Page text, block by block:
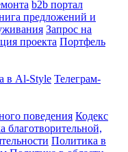
b2b портал
предложений и
Запрос на
проекта Портфель
в Al-Style Телеграм-
поведения Кодекс
благотворительной,
Политика в